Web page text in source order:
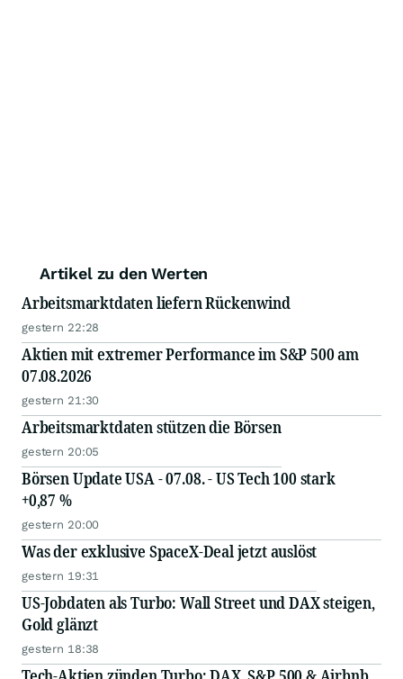
Artikel zu den Werten
Arbeitsmarktdaten liefern Rückenwind
gestern 22:28
Aktien mit extremer Performance im S&P 500 am
07.08.2026
gestern 21:30
Arbeitsmarktdaten stützen die Börsen
gestern 20:05
Börsen Update USA - 07.08. - US Tech 100 stark
+0,87 %
gestern 20:00
Was der exklusive SpaceX-Deal jetzt auslöst
gestern 19:31
US-Jobdaten als Turbo: Wall Street und DAX steigen,
Gold glänzt
gestern 18:38